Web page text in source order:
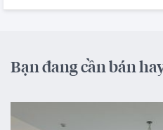
Bạn đang cần bán